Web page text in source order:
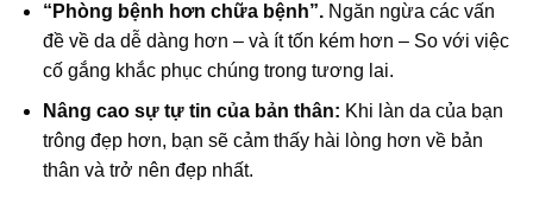
“Phòng bệnh hơn chữa bệnh”. Ngăn ngừa các vấn
đề về da dễ dàng hơn – và ít tốn kém hơn – So với việc
cố gắng khắc phục chúng trong tương lai.
Nâng cao sự tự tin của bản thân: Khi làn da của bạn
trông đẹp hơn, bạn sẽ cảm thấy hài lòng hơn về bản
thân và trở nên đẹp nhất.